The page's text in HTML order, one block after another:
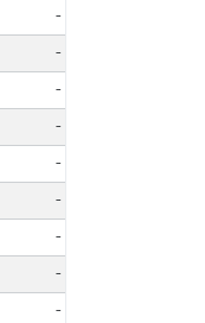
-
-
-
-
-
-
-
-
-